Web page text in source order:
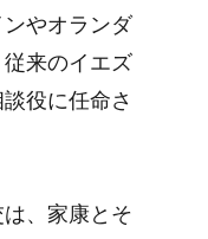
やオランダ
来のイエズ
役に任命さ
、家康とそ